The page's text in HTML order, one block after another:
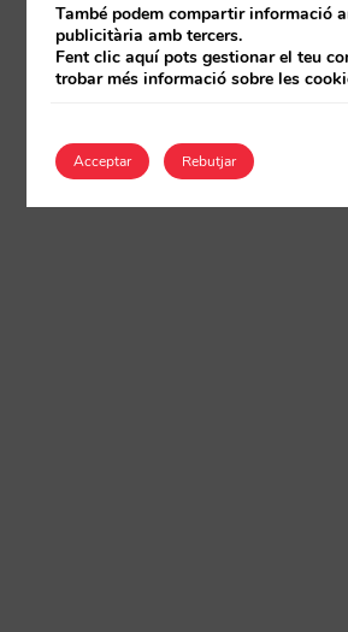
També podem compartir informació
publicitària amb tercers.
Fent clic aquí pots gestionar el teu
trobar més informació sobre les
Acceptar Rebutjar